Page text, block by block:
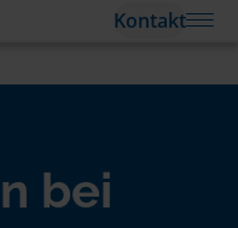
Kontakt
bei